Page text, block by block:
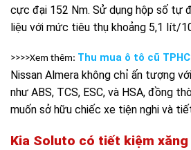
cực đại 152 Nm. Sử dụng hộp số tự
liệu với mức tiêu thụ khoảng 5,1 lít/
>>>>Xem thêm: Thu mua ô tô cũ
Nissan Almera không chỉ ấn tượng
như ABS, TCS, ESC, và HSA, đồng
muốn sở hữu chiếc xe tiện nghi và
Kia Soluto có tiết kiệm xăng